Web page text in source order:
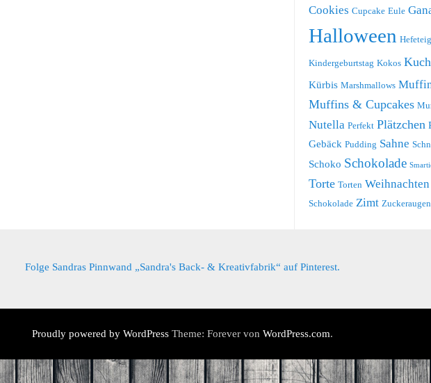
Cookies Cupcake Eule
Halloween Hefeteig
Kindergeburtstag Kokos
Kürbis Marshmallows
Muffins & Cupcakes
Nutella Perfekt Plätzchen
Gebäck Pudding Sahne
Schoko Schokolade
Torte Torten Weihnachten
Schokolade Zimt Zuckeraugen
Folge Sandras Pinnwand „Sandra's Back- & Kreativfabrik“ auf Pinterest.
Proudly powered by WordPressTheme: Forever von WordPress.com.